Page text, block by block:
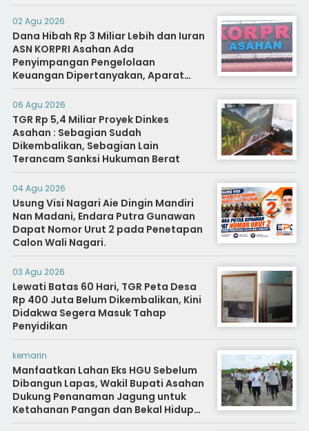
02 Agu 2026
Dana Hibah Rp 3 Miliar Lebih dan Iuran
ASN KORPRI Asahan Ada
Penyimpangan Pengelolaan
Keuangan Dipertanyakan, Aparat
Diminta Segera Usut
06 Agu 2026
TGR Rp 5,4 Miliar Proyek Dinkes
Asahan : Sebagian Sudah
Dikembalikan, Sebagian Lain
Terancam Sanksi Hukuman Berat
04 Agu 2026
Usung Visi Nagari Aie Dingin Mandiri
Nan Madani, Endara Putra Gunawan
Dapat Nomor Urut 2 pada Penetapan
Calon Wali Nagari.
03 Agu 2026
Lewati Batas 60 Hari, TGR Peta Desa
Rp 400 Juta Belum Dikembalikan, Kini
Didakwa Segera Masuk Tahap
Penyidikan
kemarin
Manfaatkan Lahan Eks HGU Sebelum
Dibangun Lapas, Wakil Bupati Asahan
Dukung Penanaman Jagung untuk
Ketahanan Pangan dan Bekal Hidup
Warga Binaan